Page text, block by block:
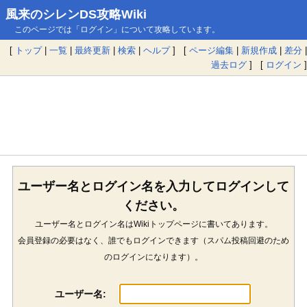
風来のシレンDS攻略Wiki
このページでは「ログイン」について攻略しています。
[ トップ| 一覧 | 最終更新 | 検索 | ヘルプ] [ ページ編集 | 新規作成 | 差分 |
過去ログ ] [ ログイン ]
ユーザー名とログイン名を入力してログインして
ください。
ユーザー名とログイン名はWikiトップページに書いてあります。
会員登録の必要はなく、誰でもログインできます（スパム投稿回避のため
のログインになります）。
ユーザー名: